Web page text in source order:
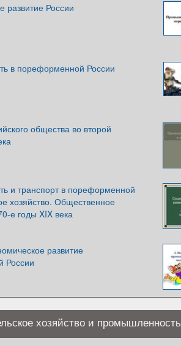
России
в пореформенной России
общества во второй
и транспорт в пореформенной
хозяйство. Общественное
е годы XIX века
развитие
России
хозяйство и промышленность